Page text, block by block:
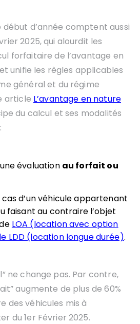
début d’année comptent aussi
2025, qui alourdit les
forfaitaire de l’avantage en
unifie les règles applicables
général et du régime
article L’avantage en nature
du calcul et ses modalités
évaluation au forfait ou
d’un véhicule appartenant
faisant au contraire l’objet
LOA (location avec option
LDD (location longue durée).
ne change pas. Par contre,
augmente de plus de 60%
des véhicules mis à
du 1er Février 2025.